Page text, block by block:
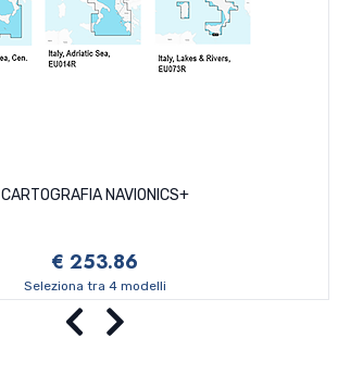
CARTOGRAFIA NAVIONICS+
€ 253.86
Seleziona tra 4 modelli